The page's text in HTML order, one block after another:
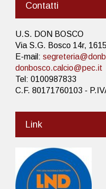
Contatti
U.S. DON BOSCO
Via S.G. Bosco 14r,
E-mail:
donbosco.calcio@pec.it
Tel: 0100987833
C.F. 80171760103 -
Link